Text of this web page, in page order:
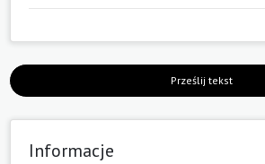
Prześlij tekst
Informacje